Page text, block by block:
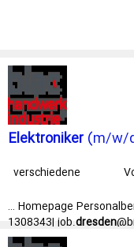
übernehmen
Elektroniker (m/w/
verschiedene
… Homepage
1308343| job.dresden
Nicht das Richtige für